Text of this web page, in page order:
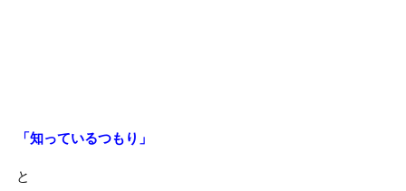
「知っているつもり」
と